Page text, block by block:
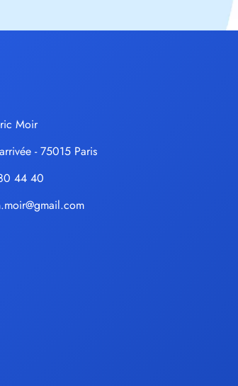
Moir
- 75015 Paris
44 40